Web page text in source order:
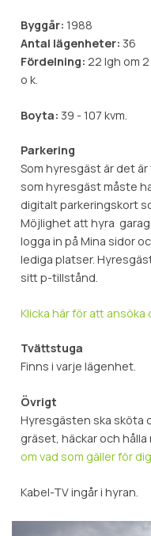
Byggår: 1988
Antal lägenheter: 36
Fördelning: 22 lgh om 2
o k.
Boyta: 39 - 107 kvm.
Parkering
Som hyresgäst är det
som hyresgäst måste
digitalt parkeringskort
Möjlighet att hyra
logga in på Mina sidor
lediga platser.
sitt p-tillstånd.
Klicka här för att
Tvättstuga
Finns i varje lägenhet.
Övrigt
Hyresgästen ska sköta
gräset, häckar och
om vad som gäller för
Kabel-TV ingår i hyran.